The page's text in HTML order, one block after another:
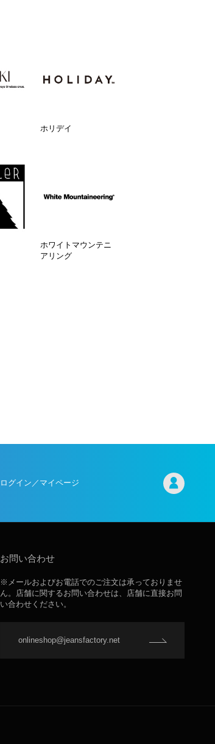
ホリデイ
ホワイトマウンテニ
アリング
ログイン／マイページ
お問い合わせ
※メールおよびお電話でのご注文は承っておりませ
ん。店舗に関するお問い合わせは、店舗に直接お問
い合わせください。
onlineshop@jeansfactory.net